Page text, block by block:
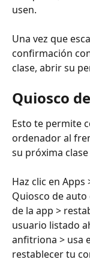
usen.
Una vez que
confirmación
clase, abrir su
Quiosco
Esto te permite
ordenador al
su próxima
Haz clic en
Quiosco de auto
de la app >
usuario listado
anfitriona > usa
restablecer tu